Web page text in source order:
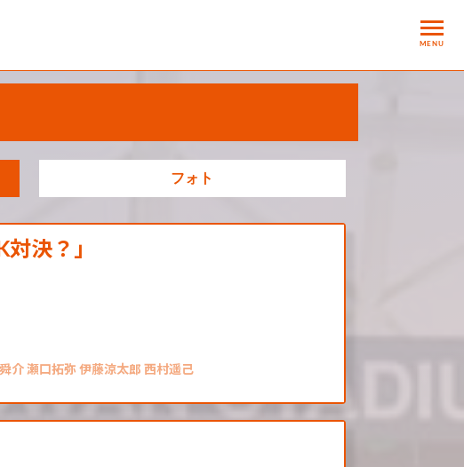
MENU
フォト
決？」
介 瀬口拓弥 伊藤涼太郎 西村遥己